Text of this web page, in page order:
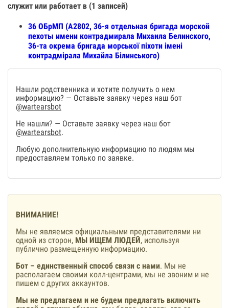
служит или работает в (1 записей)
36 ОБрМП (А2802, 36-я отдельная бригада морской
пехоты имени контрадмирала Михаила Белинского,
36-та окрема бригада морської піхоти імені
контрадмірала Михайла Білинського)
Нашли родственника и хотите получить о нем
информацию? — Оставьте заявку через наш бот
@wartearsbot
Не нашли? — Оставьте заявку через наш бот
@wartearsbot.
Любую дополнительную информацию по людям мы
предоставляем только по заявке.
ВНИМАНИЕ!
Мы не являемся официальными представителями ни
одной из сторон, МЫ ИЩЕМ ЛЮДЕЙ, используя
публично размещенную информацию.
Бот – единственный способ связи с нами. Мы не
располагаем своими колл-центрами, мы не звоним и не
пишем с других аккаунтов.
Мы не предлагаем и не будем предлагать включить